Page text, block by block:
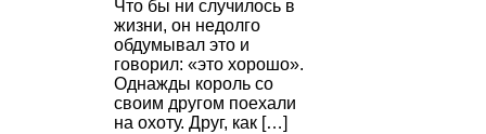
Что бы ни случилось в
жизни, он недолго
обдумывал это и
говорил: «это хорошо».
Однажды король со
своим другом поехали
на охоту. Друг, как […]